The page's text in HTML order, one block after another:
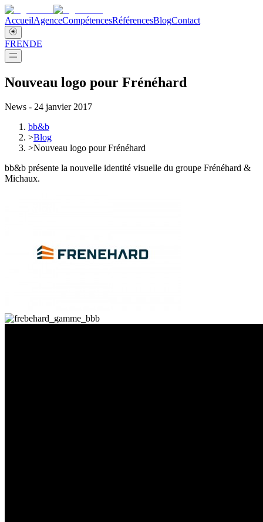
AccueilAgenceCompétencesRéférencesBlogContact
FRENDE
Nouveau logo pour Frénéhard
News - 24 janvier 2017
bb&b
>Blog
>Nouveau logo pour Frénéhard
bb&b présente la nouvelle identité visuelle du groupe Frénéhard &
Michaux.